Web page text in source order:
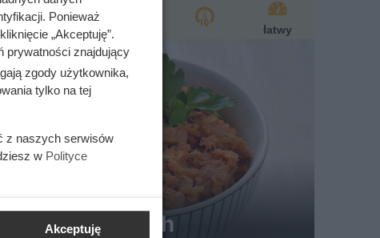
1204 kcal łatwy
na żeberkach
Ponieważ
„Akceptuję”.
prywatności znajdujący
zgody użytkownika,
tylko na tej
z naszych serwisów
w Polityce
Akceptuję